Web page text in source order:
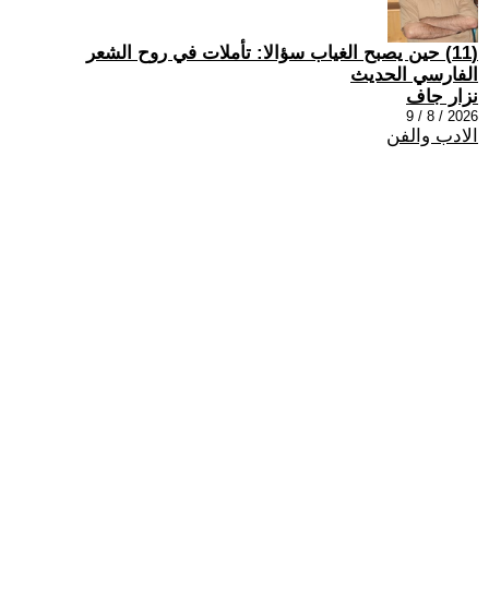
(11) حين يصبح الغياب سؤالا: تأملات في روح الشعر
الفارسي الحديث
نزار جاف
2026 / 8 / 9
الادب والفن